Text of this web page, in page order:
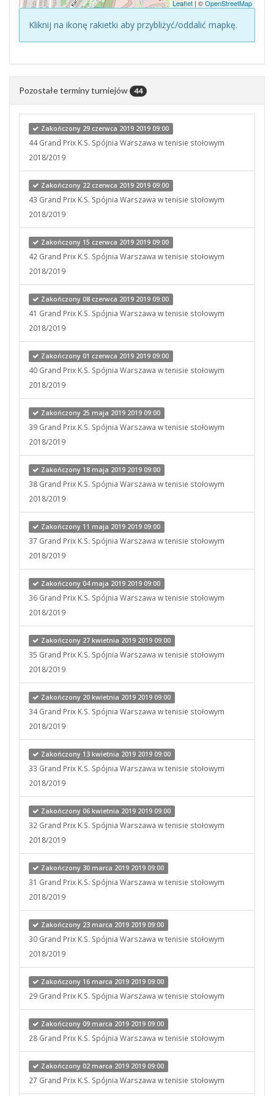
Leaflet | ©OpenStreetMap
Kliknij na ikonę rakietki aby przybliżyć/oddalić mapkę.
Pozostałe terminy turniejów 44
Zakończony 29 czerwca 2019 2019 09:00
44 Grand Prix K.S. Spójnia Warszawa w tenisie stołowym
2018/2019
Zakończony 22 czerwca 2019 2019 09:00
43 Grand Prix K.S. Spójnia Warszawa w tenisie stołowym
2018/2019
Zakończony 15 czerwca 2019 2019 09:00
42 Grand Prix K.S. Spójnia Warszawa w tenisie stołowym
2018/2019
Zakończony 08 czerwca 2019 2019 09:00
41 Grand Prix K.S. Spójnia Warszawa w tenisie stołowym
2018/2019
Zakończony 01 czerwca 2019 2019 09:00
40 Grand Prix K.S. Spójnia Warszawa w tenisie stołowym
2018/2019
Zakończony 25 maja 2019 2019 09:00
39 Grand Prix K.S. Spójnia Warszawa w tenisie stołowym
2018/2019
Zakończony 18 maja 2019 2019 09:00
38 Grand Prix K.S. Spójnia Warszawa w tenisie stołowym
2018/2019
Zakończony 11 maja 2019 2019 09:00
37 Grand Prix K.S. Spójnia Warszawa w tenisie stołowym
2018/2019
Zakończony 04 maja 2019 2019 09:00
36 Grand Prix K.S. Spójnia Warszawa w tenisie stołowym
2018/2019
Zakończony 27 kwietnia 2019 2019 09:00
35 Grand Prix K.S. Spójnia Warszawa w tenisie stołowym
2018/2019
Zakończony 20 kwietnia 2019 2019 09:00
34 Grand Prix K.S. Spójnia Warszawa w tenisie stołowym
2018/2019
Zakończony 13 kwietnia 2019 2019 09:00
33 Grand Prix K.S. Spójnia Warszawa w tenisie stołowym
2018/2019
Zakończony 06 kwietnia 2019 2019 09:00
32 Grand Prix K.S. Spójnia Warszawa w tenisie stołowym
2018/2019
Zakończony 30 marca 2019 2019 09:00
31 Grand Prix K.S. Spójnia Warszawa w tenisie stołowym
2018/2019
Zakończony 23 marca 2019 2019 09:00
30 Grand Prix K.S. Spójnia Warszawa w tenisie stołowym
2018/2019
Zakończony 16 marca 2019 2019 09:00
29 Grand Prix K.S. Spójnia Warszawa w tenisie stołowym
Zakończony 09 marca 2019 2019 09:00
28 Grand Prix K.S. Spójnia Warszawa w tenisie stołowym
Zakończony 02 marca 2019 2019 09:00
27 Grand Prix K.S. Spójnia Warszawa w tenisie stołowym